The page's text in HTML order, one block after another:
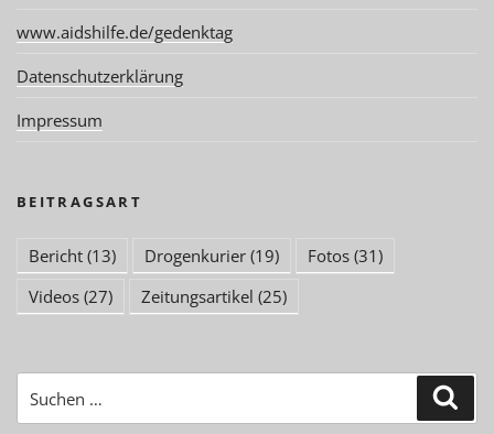
www.aidshilfe.de/gedenktag
Datenschutzerklärung
Impressum
BEITRAGSART
Bericht (13) Drogenkurier (19) Fotos (31)
Videos (27) Zeitungsartikel (25)
nach: